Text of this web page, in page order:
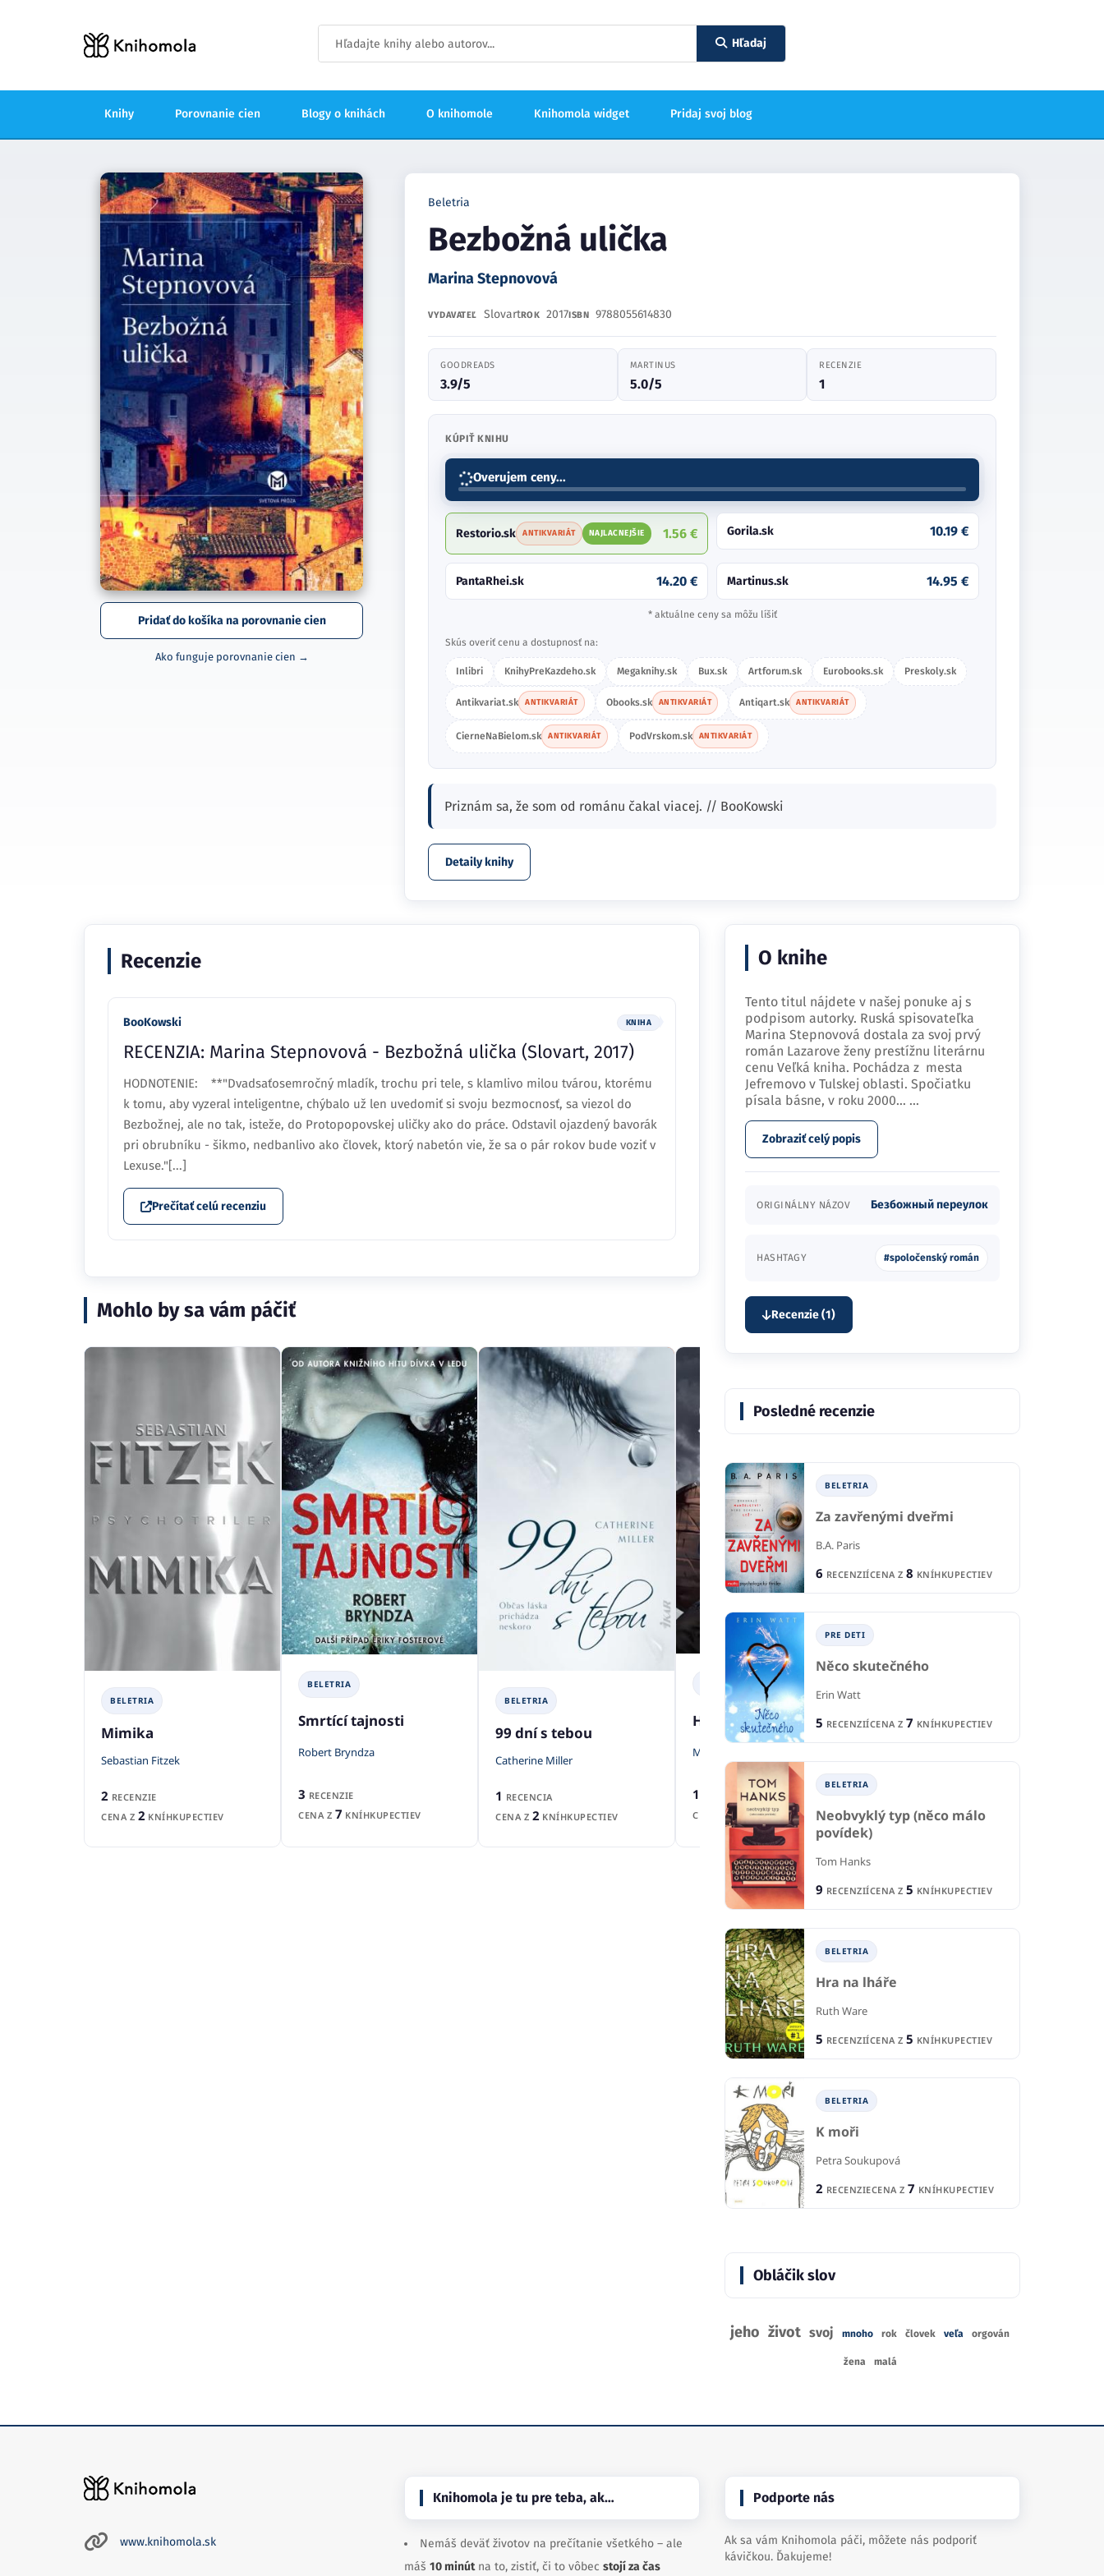
Hľadaj
Knihy Porovnanie cien Blogy o knihách O knihomole Knihomola widget Pridaj svoj blog
Pridať do košíka na porovnanie cien
Ako funguje porovnanie cien →
Beletria
Bezbožná ulička
Marina Stepnovová
VYDAVATEĽ SlovartROK 2017ISBN 9788055614830
GOODREADS
3.9/5
MARTINUS
5.0/5
RECENZIE
1
KÚPIŤ KNIHU
Overujem ceny...
Restorio.sk ANTIKVARIÁT NAJLACNEJŠIE 1.56 € Gorila.sk 10.19 €
PantaRhei.sk 14.20 € Martinus.sk 14.95 €
* aktuálne ceny sa môžu líšiť
Skús overiť cenu a dostupnosť na:
Inlibri KnihyPreKazdeho.sk Megaknihy.sk Bux.sk Artforum.sk Eurobooks.sk Preskoly.sk
Antikvariat.sk ANTIKVARIÁT Obooks.sk ANTIKVARIÁT Antiqart.sk ANTIKVARIÁT
CierneNaBielom.sk ANTIKVARIÁT PodVrskom.sk ANTIKVARIÁT
Priznám sa, že som od románu čakal viacej. // BooKowski
Detaily knihy
Recenzie
BooKowski KNIHA
RECENZIA: Marina Stepnovová - Bezbožná ulička (Slovart, 2017)
HODNOTENIE: **"Dvadsaťosemročný mladík, trochu pri tele, s klamlivo milou tvárou, ktorému
k tomu, aby vyzeral inteligentne, chýbalo už len uvedomiť si svoju bezmocnosť, sa viezol do
Bezbožnej, ale no tak, isteže, do Protopopovskej uličky ako do práce. Odstavil ojazdený bavorák
pri obrubníku - šikmo, nedbanlivo ako človek, ktorý nabetón vie, že sa o pár rokov bude voziť v
Lexuse."[...]
Prečítať celú recenziu
Mohlo by sa vám páčiť
BELETRIA
Mimika
Sebastian Fitzek
2 RECENZIE
CENA Z 2 KNÍHKUPECTIEV
BELETRIA
Smrtící tajnosti
Robert Bryndza
3 RECENZIE
CENA Z 7 KNÍHKUPECTIEV
BELETRIA
99 dní s tebou
Catherine Miller
1 RECENCIA
CENA Z 2 KNÍHKUPECTIEV
BELETRIA
Hladová smečka
Martin Sládek
1
RECENCIA
CENA Z5 KNÍHKUPECTIEV
Foukneš do pěny
CENA Z6KNÍHKUPECTIEV
O knihe
Tento titul nájdete v našej ponuke aj s
podpisom autorky. Ruská spisovateľka
Marina Stepnovová dostala za svoj prvý
román Lazarove ženy prestížnu literárnu
cenu Veľká kniha. Pochádza z mesta
Jefremovo v Tulskej oblasti. Spočiatku
písala básne, v roku 2000… ...
Zobraziť celý popis
ORIGINÁLNY NÁZOV Безбожный переулок
HASHTAGY #spoločenský román
Recenzie (1)
Posledné recenzie
BELETRIA
Za zavřenými dveřmi
B.A. Paris
6 RECENZIÍCENA Z 8 KNÍHKUPECTIEV
PRE DETI
Něco skutečného
Erin Watt
5 RECENZIÍCENA Z 7 KNÍHKUPECTIEV
BELETRIA
Neobvyklý typ (něco málo
povídek)
Tom Hanks
9 RECENZIÍCENA Z 5 KNÍHKUPECTIEV
BELETRIA
Hra na lháře
Ruth Ware
5 RECENZIÍCENA Z 5 KNÍHKUPECTIEV
BELETRIA
K moři
Petra Soukupová
2 RECENZIECENA Z 7 KNÍHKUPECTIEV
Obláčik slov
jeho život svoj mnoho rok človek veľa orgován
žena malá
www.knihomola.sk
Knihomola je tu pre teba, ak…
Nemáš deväť životov na prečítanie všetkého – ale
máš 10 minútna to, zistiť, či to vôbec stojí za čas
Podporte nás
Ak sa vám Knihomola páči, môžete nás podporiť
kávičkou. Ďakujeme!